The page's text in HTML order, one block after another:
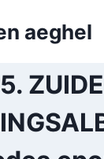
aeghel